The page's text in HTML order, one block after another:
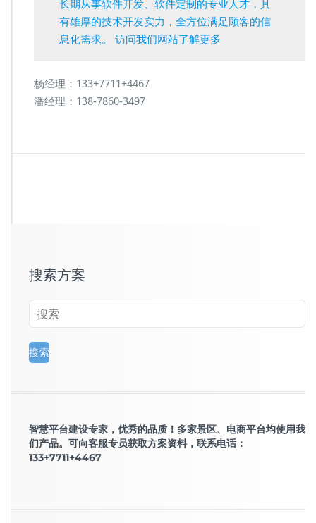
长期从事软件开发、软件定制的专业人才，具
有雄厚的技术开发实力，全方位满足顾客的信
息化需求。 访问我们网站了解更多
杨经理：133+7711+4467
潘经理：138-7860-3497
搜索方案
智慧平台建设专家，优秀的品质！多家景区、电商平台均使用我
们产品。可向客服专员获取方案资料，联系电话：
133+7711+4467